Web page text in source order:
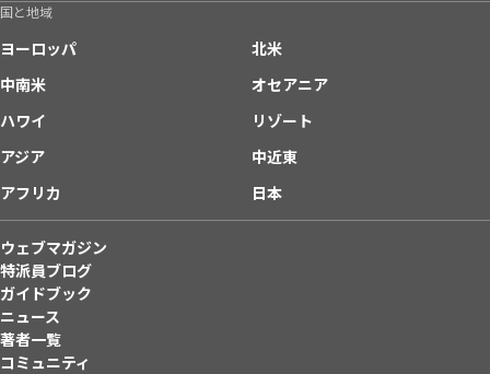
国と地域
ヨーロッパ
北米
中南米
オセアニア
ハワイ
リゾート
アジア
中近東
アフリカ
日本
ウェブマガジン
特派員ブログ
ガイドブック
ニュース
著者一覧
コミュニティ